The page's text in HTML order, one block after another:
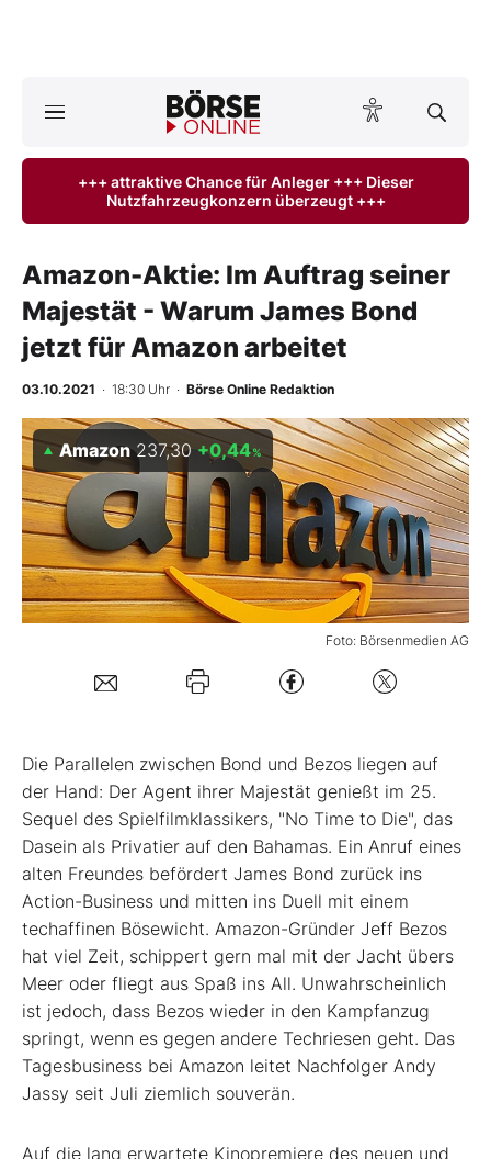
ktuelle Ausgabe BÖRSE ONLINE lesen
Finanz-Check
BO-Musterdepots
Experten
Mein B:O
Mein Konto
Folgen Sie uns
Kontakt
+++ attraktive Chance für Anleger +++ Dieser
Nutzfahrzeugkonzern überzeugt +++
Amazon-Aktie: Im Auftrag seiner
Majestät - Warum James Bond
jetzt für Amazon arbeitet
03.10.2021 · 18:30 Uhr · Börse Online Redaktion
Foto: Börsenmedien AG
Amazon 237,30 +0,44%
Die Parallelen zwischen Bond und Bezos liegen auf
der Hand: Der Agent ihrer Majestät genießt im 25.
Sequel des Spielfilmklassikers, "No Time to Die", das
Dasein als Privatier auf den Bahamas. Ein Anruf eines
alten Freundes befördert James Bond zurück ins
Action-Business und mitten ins Duell mit einem
techaffinen Bösewicht. Amazon-Gründer Jeff Bezos
hat viel Zeit, schippert gern mal mit der Jacht übers
Meer oder fliegt aus Spaß ins All. Unwahrscheinlich
ist jedoch, dass Bezos wieder in den Kampfanzug
springt, wenn es gegen andere Techriesen geht. Das
Tagesbusiness bei Amazon leitet Nachfolger Andy
Jassy seit Juli ziemlich souverän.
Auf die lang erwartete Kinopremiere des neuen und